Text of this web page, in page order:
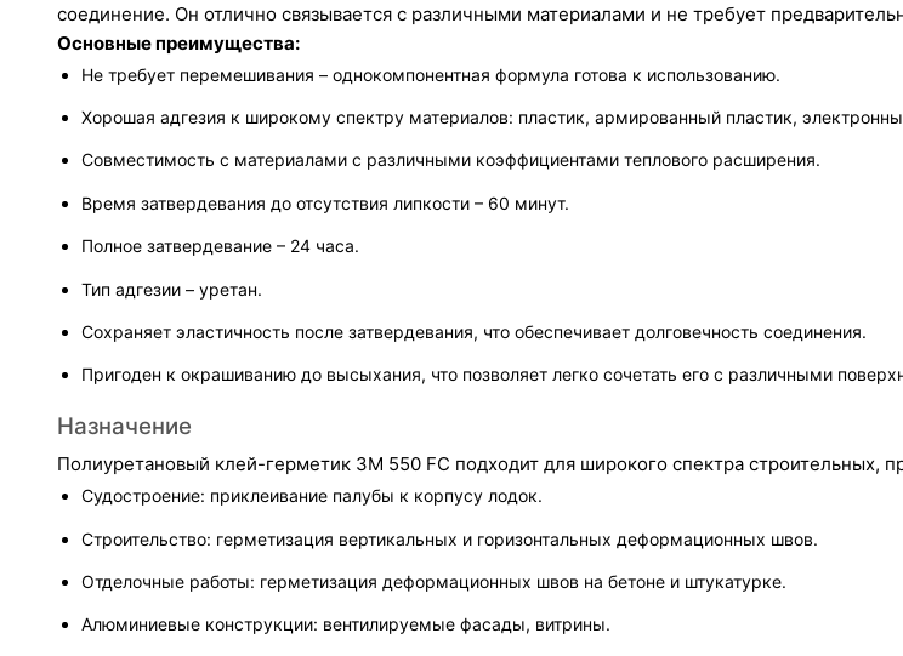
соединение. Он отлично связывается с различными материалами и не требует
Основные преимущества:
Не требует перемешивания – однокомпонентная формула готова к использованию.
Хорошая адгезия к широкому спектру материалов: пластик, армированный пластик,
Совместимость с материалами с различными коэффициентами теплового расширения.
Время затвердевания до отсутствия липкости – 60 минут.
Полное затвердевание – 24 часа.
Тип адгезии – уретан.
Сохраняет эластичность после затвердевания, что обеспечивает долговечность соединения.
Пригоден к окрашиванию до высыхания, что позволяет легко сочетать его с различными
Назначение
Полиуретановый клей-герметик 3M 550 FC подходит для широкого спектра строительных,
Судостроение: приклеивание палубы к корпусу лодок.
Строительство: герметизация вертикальных и горизонтальных деформационных швов.
Отделочные работы: герметизация деформационных швов на бетоне и штукатурке.
Алюминиевые конструкции: вентилируемые фасады, витрины.